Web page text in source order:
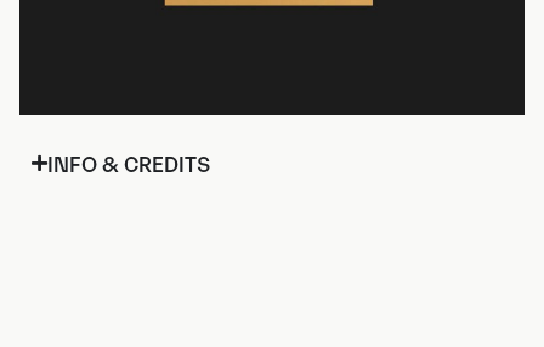
INFO & CREDITS